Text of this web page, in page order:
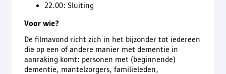
22.00: Sluiting
Voor wie?
De filmavond richt zich in het bijzonder tot iedereen
die op een of andere manier met dementie in
aanraking komt: personen met (beginnende)
dementie, mantelzorgers, familieleden,